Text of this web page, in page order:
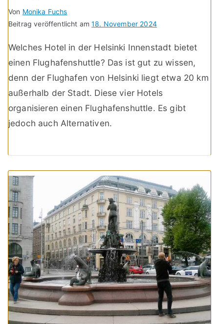
Von Monika Fuchs
Beitrag veröffentlicht am18. November 2024
Welches Hotel in der Helsinki Innenstadt bietet
einen Flughafenshuttle? Das ist gut zu wissen,
denn der Flughafen von Helsinki liegt etwa 20 km
außerhalb der Stadt. Diese vier Hotels
organisieren einen Flughafenshuttle. Es gibt
jedoch auch Alternativen.